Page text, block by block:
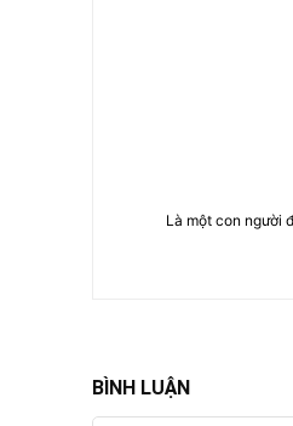
Là một con người
BÌNH LUẬN